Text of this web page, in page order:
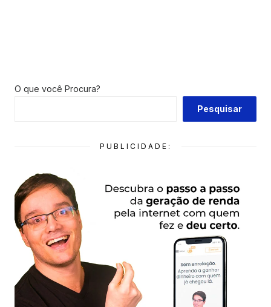
O que você Procura?
Pesquisar
PUBLICIDADE: